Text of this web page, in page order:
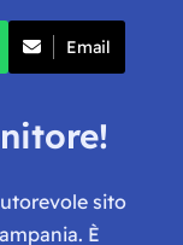
Email
sito
È